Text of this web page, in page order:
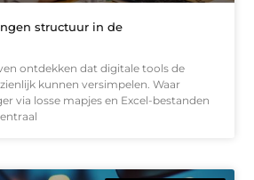
structuur in de
ontdekken dat digitale tools de
kunnen versimpelen. Waar
via losse mapjes en Excel-bestanden